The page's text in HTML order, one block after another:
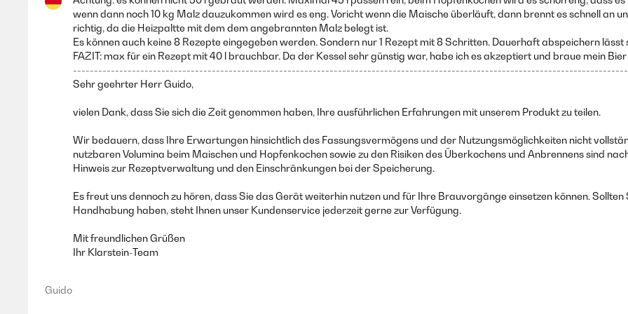
wenn dann noch 10 kg Malz dauzukommen wird es eng. Voricht wenn die Maische überläuft, dann brennt es schnell an
richtig, da die Heizpaltte mit dem dem angebrannten Malz belegt ist.
Es können auch keine 8 Rezepte eingegeben werden. Sondern nur 1 Rezept mit 8 Schritten. Dauerhaft abspeichern lässt
FAZIT: max für ein Rezept mit 40 l brauchbar. Da der Kessel sehr günstig war, habe ich es akzeptiert und braue mein
------------------------------------------------------------------------------------------------------------------------------------
Sehr geehrter Herr Guido,
vielen Dank, dass Sie sich die Zeit genommen haben, Ihre ausführlichen Erfahrungen mit unserem Produkt zu teilen.
Wir bedauern, dass Ihre Erwartungen hinsichtlich des Fassungsvermögens und der Nutzungsmöglichkeiten nicht
nutzbaren Volumina beim Maischen und Hopfenkochen sowie zu den Risiken des Überkochens und Anbrennens sind
Hinweis zur Rezeptverwaltung und den Einschränkungen bei der Speicherung.
Es freut uns dennoch zu hören, dass Sie das Gerät weiterhin nutzen und für Ihre Brauvorgänge einsetzen können.
Handhabung haben, steht Ihnen unser Kundenservice jederzeit gerne zur Verfügung.
Mit freundlichen Grüßen
Ihr Klarstein-Team
Guido